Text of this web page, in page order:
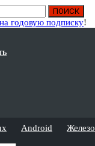
на годовую подписку!
Android Железо